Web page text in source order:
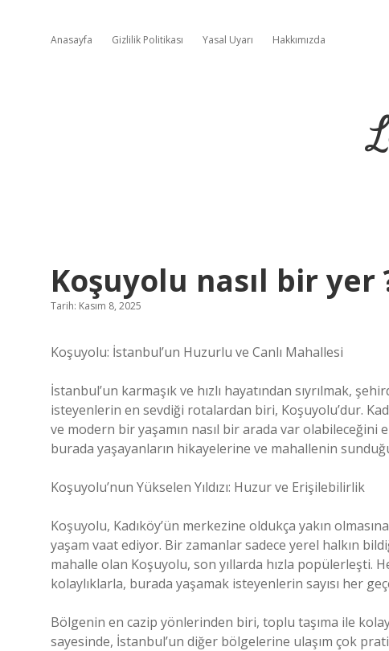
Anasayfa Gizlilik Politikası Yasal Uyarı Hakkımızda
Koşuyolu nasıl bir yer
Tarih: Kasım 8, 2025
Koşuyolu: İstanbul’un Huzurlu ve Canlı Mahallesi
İstanbul’un karmaşık ve hızlı hayatından sıyrılmak,
isteyenlerin en sevdiği rotalardan biri, Koşuyolu’dur.
ve modern bir yaşamın nasıl bir arada var
burada yaşayanların hikayelerine ve mahallenin
Koşuyolu’nun Yükselen Yıldızı: Huzur ve Erişilebilirlik
Koşuyolu, Kadıköy’ün merkezine oldukça yakın
yaşam vaat ediyor. Bir zamanlar sadece yerel halkın
mahalle olan Koşuyolu, son yıllarda hızla popülerleşti.
kolaylıklarla, burada yaşamak isteyenlerin sayısı her
Bölgenin en cazip yönlerinden biri, toplu taşıma ile
sayesinde, İstanbul’un diğer bölgelerine ulaşım çok